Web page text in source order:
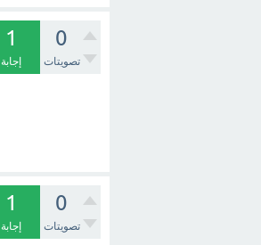
0
تصويتات
1
إجابة
0
تصويتات
1
إجابة